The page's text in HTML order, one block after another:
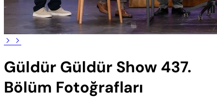
Güldür Güldür Show 437.
Bölüm Fotoğrafları